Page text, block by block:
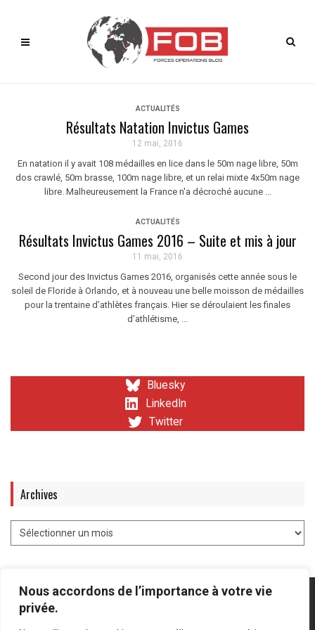
Nous accordons de l’importance à votre vie
privée.
ACTUALITÉS
Résultats Natation Invictus Games
12 mai, 2016
En natation il y avait 108 médailles en lice dans le 50m nage libre, 50m
dos crawlé, 50m brasse, 100m nage libre, et un relai mixte 4x50m nage
libre. Malheureusement la France n'a décroché aucune ...
ACTUALITÉS
Résultats Invictus Games 2016 – Suite et mis à jour
11 mai, 2016
Second jour des Invictus Games 2016, organisés cette année sous le
soleil de Floride à Orlando, et à nouveau une belle moisson de médailles
pour la trentaine d’athlètes français. Hier se déroulaient les finales
d’athlétisme, ...
Bluesky
LinkedIn
Twitter
Archives